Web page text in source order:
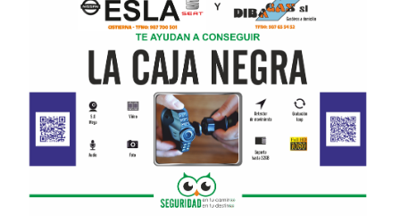
VIEW POST